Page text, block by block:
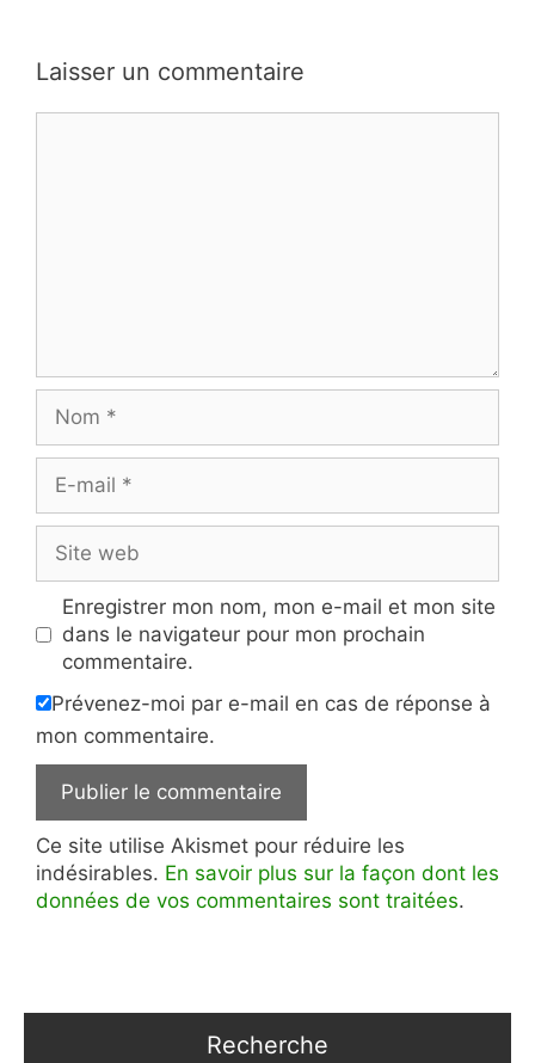
Laisser un commentaire
mail
web
Enregistrer mon nom, mon e-mail et mon site
dans le navigateur pour mon prochain
commentaire.
Prévenez-moi par e-mail en cas de réponse à
mon commentaire.
Ce site utilise Akismet pour réduire les
indésirables. En savoir plus sur la façon dont les
données de vos commentaires sont traitées.
Recherche